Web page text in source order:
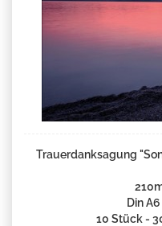
Trauerdanksagung
Din
10 Stück -